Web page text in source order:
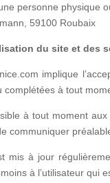
personne physique
59100 Roubaix
du site et des
implique
complétées à tout
à tout moment
communiquer
mis à jour
à l’utilisateur qui